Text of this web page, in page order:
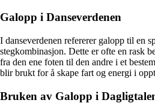
Galopp i Danseverdenen
I danseverdenen refererer galopp til en
stegkombinasjon. Dette er ofte en rask
fra den ene foten til den andre i et
blir brukt for å skape fart og energi i
Bruken av Galopp i